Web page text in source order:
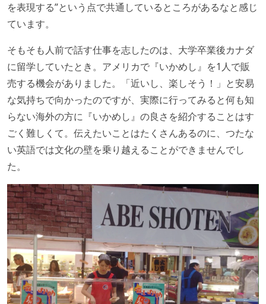
を表現する”という点で共通しているところがあるなと感じ
ています。
そもそも人前で話す仕事を志したのは、大学卒業後カナダ
に留学していたとき。アメリカで『いかめし』を1人で販
売する機会がありました。「近いし、楽しそう！」と安易
な気持ちで向かったのですが、実際に行ってみると何も知
らない海外の方に『いかめし』の良さを紹介することはす
ごく難しくて。伝えたいことはたくさんあるのに、つたな
い英語では文化の壁を乗り越えることができませんでし
た。